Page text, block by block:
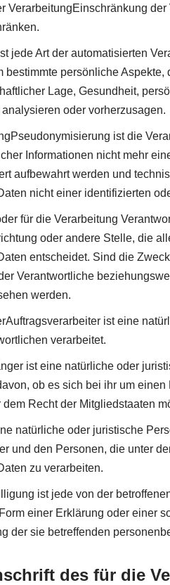
der
Art der automatisierten
bestimmte persönliche
Lage, Gesundheit,
oder vorherzusagen.
ist die
Informationen nicht mehr
aufbewahrt werden und
nicht einer identifizierten
für die Verarbeitung
oder andere Stelle, die
entscheidet. Sind die
Verantwortliche
werden.
ist eine
verarbeitet.
ist eine natürliche oder
ob es sich bei ihr um
Recht der Mitgliedstaaten
natürliche oder juristische
und den Personen, die unter
zu verarbeiten.
ist jede von der
einer Erklärung oder einer
der sie betreffenden
des für die